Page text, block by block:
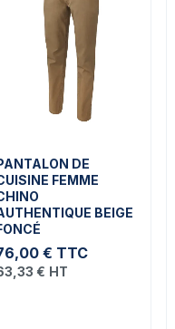
DE
FEMME
BEIGE
€ TTC
€ HT